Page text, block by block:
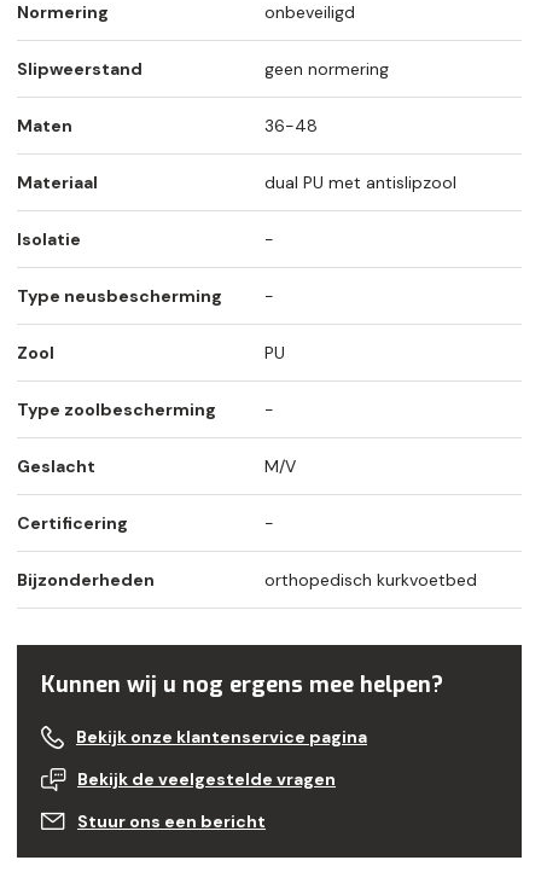
Normering onbeveiligd
Slipweerstand geen normering
Maten 36-48
Materiaal dual PU met antislipzool
Isolatie -
Type neusbescherming -
Zool PU
Type zoolbescherming -
Geslacht M/V
Certificering -
Bijzonderheden orthopedisch kurkvoetbed
Kunnen wij u nog ergens mee helpen?
Bekijk onze klantenservice pagina
Bekijk de veelgestelde vragen
Stuur ons een bericht